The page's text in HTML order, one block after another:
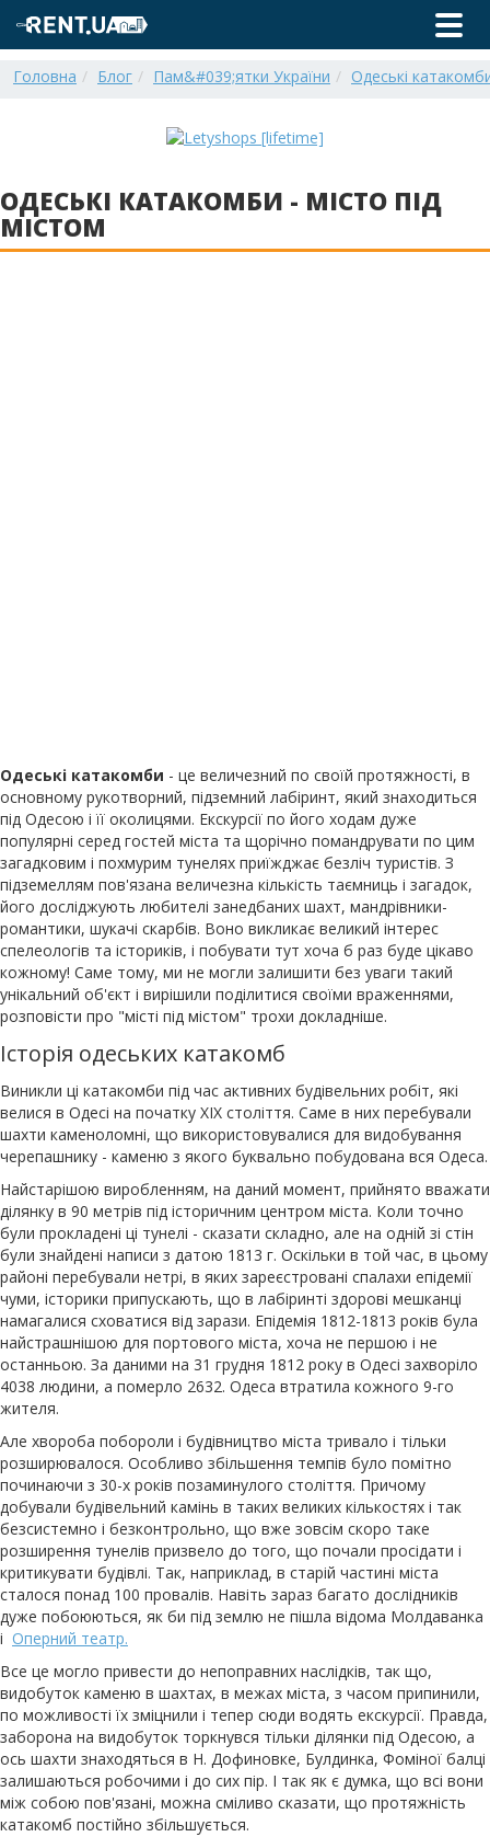
Головна Блог Пам&#039;ятки України Одеські
ОДЕСЬКІ КАТАКОМБИ - МІСТО ПІД
МІСТОМ
Одеські катакомби - це величезний по своїй протяжності, в
основному рукотворний, підземний лабіринт, який знаходиться
під Одесою і її околицями. Екскурсії по його ходам дуже
популярні серед гостей міста та щорічно помандрувати по цим
загадковим і похмурим тунелях приїжджає безліч туристів. З
підземеллям пов'язана величезна кількість таємниць і загадок,
його досліджують любителі занедбаних шахт, мандрівники-
романтики, шукачі скарбів. Воно викликає великий інтерес
спелеологів та істориків, і побувати тут хоча б раз буде цікаво
кожному! Саме тому, ми не могли залишити без уваги такий
унікальний об'єкт і вирішили поділитися своїми враженнями,
розповісти про "місті під містом" трохи докладніше.
Історія одеських катакомб
Виникли ці катакомби під час активних будівельних робіт, які
велися в Одесі на початку XIX століття. Саме в них перебували
шахти каменоломні, що використовувалися для видобування
черепашнику - каменю з якого буквально побудована вся Одеса.
Найстарішою виробленням, на даний момент, прийнято вважати
ділянку в 90 метрів під історичним центром міста. Коли точно
були прокладені ці тунелі - сказати складно, але на одній зі стін
були знайдені написи з датою 1813 г. Оскільки в той час, в цьому
районі перебували нетрі, в яких зареєстровані спалахи епідемії
чуми, історики припускають, що в лабіринті здорові мешканці
намагалися сховатися від зарази. Епідемія 1812-1813 років була
найстрашнішою для портового міста, хоча не першою і не
останньою. За даними на 31 грудня 1812 року в Одесі захворіло
4038 людини, а померло 2632. Одеса втратила кожного 9-го
жителя.
Але хвороба побороли і будівництво міста тривало і тільки
розширювалося. Особливо збільшення темпів було помітно
починаючи з 30-х років позаминулого століття. Причому
добували будівельний камінь в таких великих кількостях і так
безсистемно і безконтрольно, що вже зовсім скоро таке
розширення тунелів призвело до того, що почали просідати і
критикувати будівлі. Так, наприклад, в старій частині міста
сталося понад 100 провалів. Навіть зараз багато дослідників
дуже побоюються, як би під землю не пішла відома Молдаванка
і Оперний театр.
Все це могло привести до непоправних наслідків, так що,
видобуток каменю в шахтах, в межах міста, з часом припинили,
по можливості їх зміцнили і тепер сюди водять екскурсії. Правда,
заборона на видобуток торкнувся тільки ділянки під Одесою, а
ось шахти знаходяться в Н. Дофиновке, Булдинка, Фоміної балці
залишаються робочими і до сих пір. І так як є думка, що всі вони
між собою пов'язані, можна сміливо сказати, що протяжність
катакомб постійно збільшується.